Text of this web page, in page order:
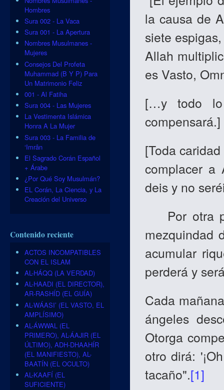
la causa de
siete
Allah
es Vasto,
[…y todo
compensará.]
[Toda
complacer a
deis y no
Por otra
mezquindad
acumular
perderá y
Cada
ángeles
Otorga
otro dirá:
tacaño".[1]
Hombres
Sura 002 - La Vaca
Sura 001 - La Apertura
Nombres Musulmanes -
Mujeres
Consejos Del Profeta
Muhammad (B Y P) Para
Un Matrimonio Feliz
001 - Al Fatiha
Sura 004 - Las Mujeres
La Vestimenta Islámica
Honra A La Mujer
Sura 003 - La Familia de
‘Imrân
El Sagrado Corán Español
+ Árabe
¿Por Qué Soy Musulmán?
EL Corán, La Ciencia, y La
Creación del Universo
Contenido reciente
ACTOS INCOMPATIBLES
CON EL ISLAM
AL-HÁQQ (LA VERDAD)
AL-HAADI (EL DIRECTOR),
AR-RASHÍD (EL GUÍA)
AL-WÁASI’ (EL VASTO, EL
AMPLÍSIMO)
AL-ÁWWAL (EL
PRIMERO), AL-ÁAJIR (EL
ÚLTIMO), ADH-DHAAHÍR
(EL MANIFIESTO), AL-
BAATÍN (EL OCULTO)
AL-KAAFÍ (EL
SUFICIENTE)